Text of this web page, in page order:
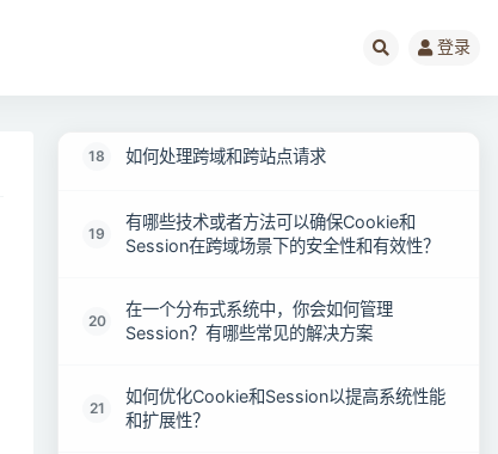
登录
18 如何处理跨域和跨站点请求
19
有哪些技术或者方法可以确保Cookie和
Session在跨域场景下的安全性和有效性？
20
在一个分布式系统中，你会如何管理
Session？有哪些常见的解决方案
21
如何优化Cookie和Session以提高系统性能
和扩展性？